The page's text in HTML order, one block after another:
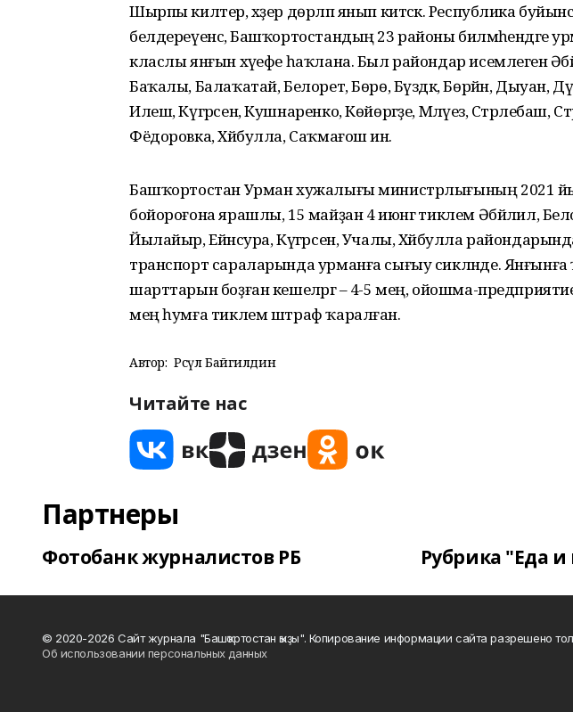
Шырпы килтер, хәҙер дөрләп янып китәсәк. Республика буйынса
белдереүенсә, Башҡортостандың 23 районы биләмәһендәге
класлы янғын хәүефе һаҡлана. Был райондар исемлегенә
Баҡалы, Балаҡатай, Белорет, Бөрө, Бүздәк, Бөрйән, Дыуан,
Илеш, Күгәрсен, Кушнаренко, Көйөргәҙе, Мәләүез, Стәрлебаш,
Фёдоровка, Хәйбулла, Саҡмағош инә.
Башҡортостан Урман хужалығы министрлығының 2021
бойороғона ярашлы, 15 майҙан 4 июнгә тиклем Әбйәлил,
Йылайыр, Ейәнсура, Күгәрсен, Учалы, Хәйбулла
транспорт сараларында урманға сығыу сикләнде.
шарттарын боҙған кешеләргә – 4-5 мең, ойошма-
мең һумға тиклем штраф ҡаралған.
Автор: Рәсүл Байгилдин
Читайте нас
Партнеры
Фотобанк журналистов РБ Рубрика "Еда
© 2020-2026 Сайт журнала "Башҡортостан ҡыҙы". Копирование информации сайта разрешено
Об использовании персональных данных